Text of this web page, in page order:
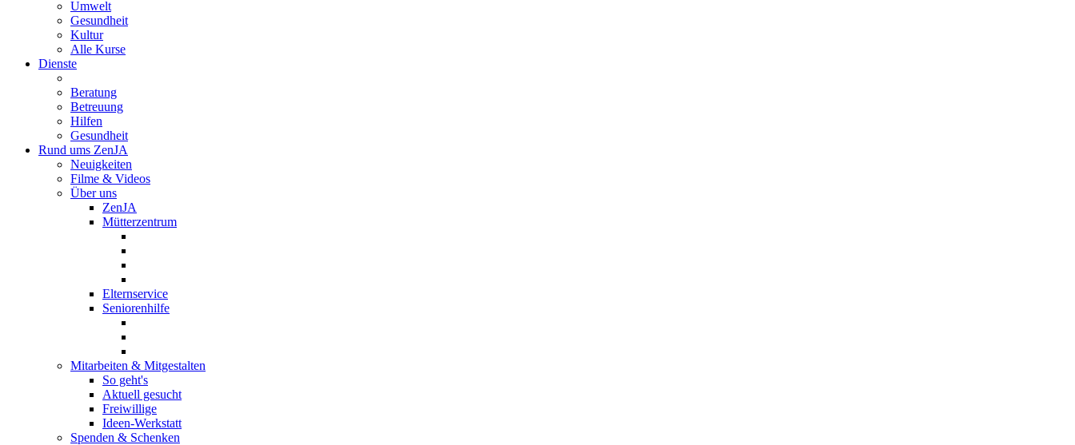
Umwelt
Gesundheit
Kultur
Alle Kurse
Dienste
Beratung
Betreuung
Hilfen
Gesundheit
Rund ums ZenJA
Neuigkeiten
Filme & Videos
Über uns
ZenJA
Mütterzentrum
Elternservice
Seniorenhilfe
Mitarbeiten & Mitgestalten
So geht's
Aktuell gesucht
Freiwillige
Ideen-Werkstatt
Spenden & Schenken